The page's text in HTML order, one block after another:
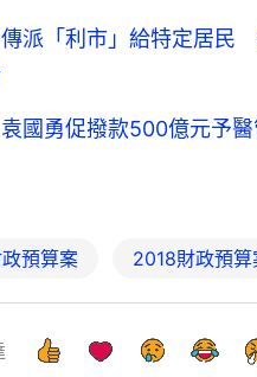
傳派「利市」給特定居民
袁國勇促撥款500億元予
預算案 2018財政預算